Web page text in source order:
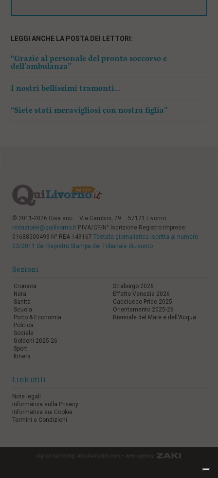
LEGGI ANCHE LA POSTA DEI LETTORI:
“Grazie al personale del pronto soccorso e
dell’ambulanza”
I nostri bellissimi tramonti…
“Siete stati meravigliosi con nostra figlia”
© 2011-2026 Gisa snc – Via Cambini, 29 – 57121 Livorno
redazione@quilivorno.it P.IVA/CF/N° Iscrizione Registro Imprese:
01688500493 N° REA 149167 Testata giornalistica iscritta al numero
03/2011 del Registro Stampa del Tribunale diLivorno
Sezioni
Cronaca
Nera
Sanità
Scuola
Porto & Economia
Politica
Sociale
Goldoni 2025-26
Sport
Itinera
Straborgo 2026
Effetto Venezia 2026
Cacciucco Pride 2025
Orientamento 2025-26
Biennale del Mare e dell'Acqua
Link utili
Note legali
Informativa sulla Privacy
Informativa sui Cookie
Termini e Condizioni
digital marketing: aboutsolution.com •web agency